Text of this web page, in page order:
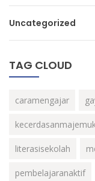
Uncategorized
TAG CLOUD
caramengajar
literasisekolah
pembelajaranaktif